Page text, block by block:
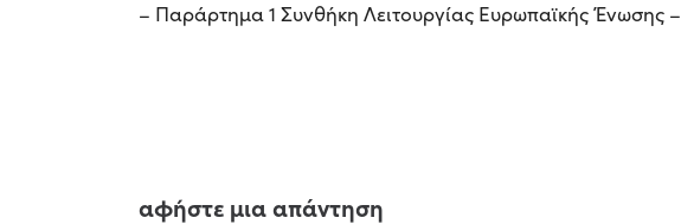
– Παράρτημα 1 Συνθήκη Λειτουργίας Ευρωπαϊκής Ένωσης –
αφήστε μια απάντηση